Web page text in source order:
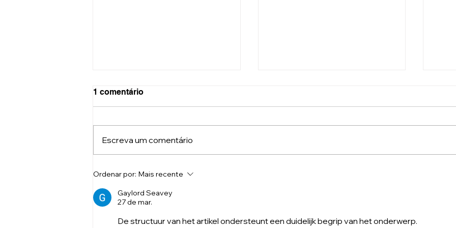
Será que a capacidade de
sentir a felicidade já é pré-
determinada pela genética?
1 comentário
Escreva um comentário
Ordenar por: Mais recente
Gaylord Seavey
27 de mar.
De structuur van het artikel ondersteunt een duidelijk begrip van het onderwerp.